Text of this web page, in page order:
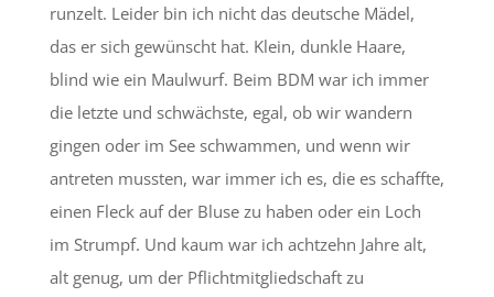
runzelt. Leider bin ich nicht das deutsche Mädel,
das er sich gewünscht hat. Klein, dunkle Haare,
blind wie ein Maulwurf. Beim BDM war ich immer
die letzte und schwächste, egal, ob wir wandern
gingen oder im See schwammen, und wenn wir
antreten mussten, war immer ich es, die es schaffte,
einen Fleck auf der Bluse zu haben oder ein Loch
im Strumpf. Und kaum war ich achtzehn Jahre alt,
alt genug, um der Pflichtmitgliedschaft zu